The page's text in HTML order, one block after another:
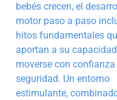
bebés crecen, el
motor paso a paso
hitos fundamentales
aportan a su
moverse con confianza
seguridad. Un entorno
estimulante,